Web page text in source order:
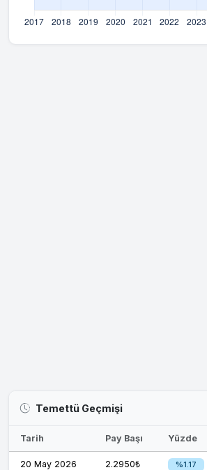
Temettü Geçmişi
Tarih Pay Başı Yüzde
20 May 2026 2.2950₺ %1.17